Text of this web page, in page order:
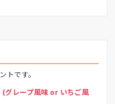
トです。
レープ風味 or いちご風